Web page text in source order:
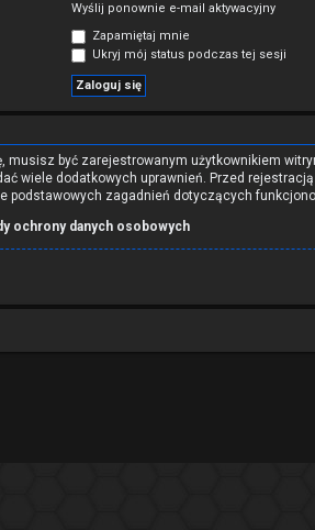
Wyślij ponownie e-mail aktywacyjny
Zapamiętaj mnie
Ukryj mój status podczas tej sesji
musisz być zarejestrowanym użytkownikiem
wiele dodatkowych uprawnień. Przed
podstawowych zagadnień dotyczących
ochrony danych osobowych